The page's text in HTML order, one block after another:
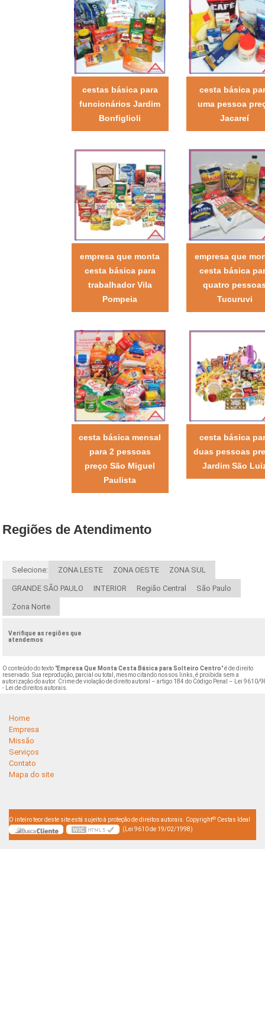
cestas básica para
funcionários Jardim
Bonfiglioli
cesta básica
uma pessoa
Jacareí
empresa que monta
cesta básica para
trabalhador Vila
Pompeia
empresa que
cesta básica
quatro
Tucuruvi
cesta básica mensal
para 2 pessoas
preço São Miguel
Paulista
cesta básica
duas pessoas
Jardim São
Regiões de Atendimento
Selecione: ZONA LESTE ZONA OESTE ZONA SUL
GRANDE SÃO PAULO INTERIOR Região Central São Paulo
Zona Norte
Verifique as regiões que
atendemos
O conteúdo do texto "Empresa Que Monta Cesta Básica para Solteiro Centro" é de direito
reservado. Sua reprodução, parcial ou total, mesmo citando nossos links, é proibida sem a
autorização do autor. Crime de violação de direito autoral – artigo 184 do Código Penal –
Lei 9610/
- Lei de direitos autorais
Home
Empresa
Missão
Serviços
Contato
Mapa do site
O inteiro teor deste site está sujeito à proteção de direitos autorais. Copyright© Cestas Ideal
(Lei 9610 de 19/02/1998)